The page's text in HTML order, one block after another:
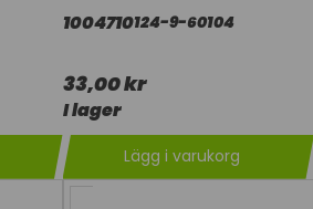
1004710124-9-60104
33,00 kr
I lager
Lägg i varukorg